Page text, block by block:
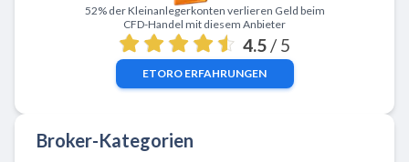
Zu eToro
52% der Kleinanlegerkonten verlieren Geld beim
CFD-Handel mit diesem Anbieter
4.5 / 5
ETORO ERFAHRUNGEN
Broker-Kategorien